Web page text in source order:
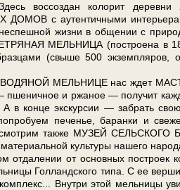
воссоздан ко­ло­рит
с аутен­тич­ны­ми
жиз­ни в об­ще­нии с
МЕЛЬНИЦА (по­стро­е­на в
(свы­ше 500 эк­зем­пля­ров,
ВОДЯНОЙ МЕЛЬНИЦЕ нас ждет
пшеничное и ржаное — получит
А в кон­це экс­кур­сии — забрать
печенье, баранки и
так­же МУЗЕЙ СЕЛЬСКОГО
куль­ту­ры на­ше­го
отдалении от ос­нов­ных
Голландского ти­па. С ее
Внутри этой